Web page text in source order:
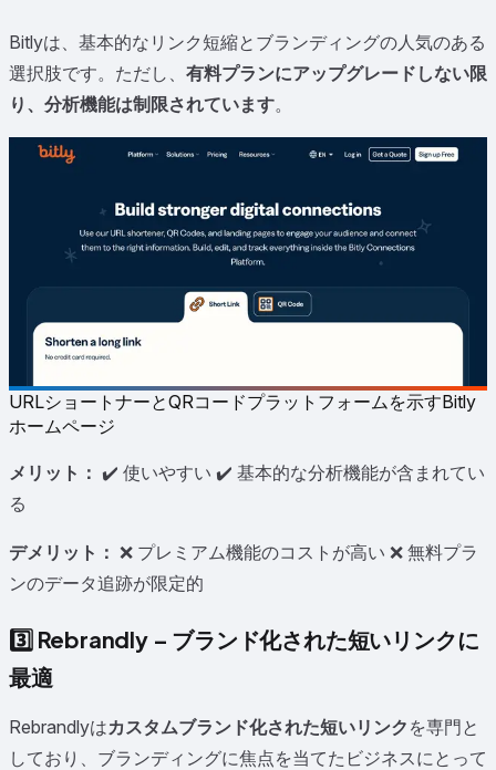
Bitlyは、基本的なリンク短縮とブランディングの人気のある
選択肢です。ただし、 有料プランにアップグレードしない限
り、分析機能は制限されています。
URLショートナーとQRコードプラットフォームを示すBitly
ホームページ
メリット： ✔️ 使いやすい ✔️ 基本的な分析機能が含まれてい
る
デメリット： ❌ プレミアム機能のコストが高い ❌ 無料プラ
ンのデータ追跡が限定的
3️⃣ Rebrandly – ブランド化された短いリンクに
最適
Rebrandlyはカスタムブランド化された短いリンク を専門と
しており、ブランディングに焦点を当てたビジネスにとって